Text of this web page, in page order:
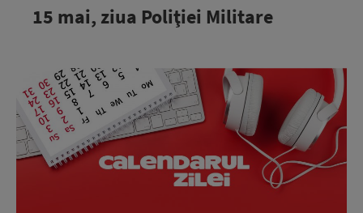
15 mai, ziua Poliţiei Militare